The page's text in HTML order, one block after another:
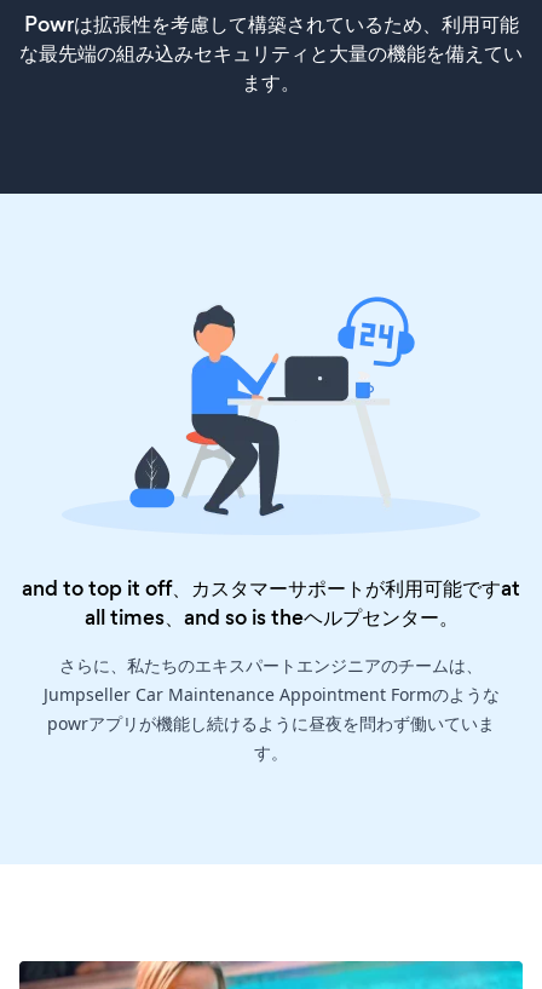
Powrは拡張性を考慮して構築されているため、利用可能
な最先端の組み込みセキュリティと大量の機能を備えてい
ます。
and to top it off、カスタマーサポートが利用可能ですat
all times、and so is theヘルプセンター。
さらに、私たちのエキスパートエンジニアのチームは、
Jumpseller Car Maintenance Appointment Formのような
powrアプリが機能し続けるように昼夜を問わず働いていま
す。